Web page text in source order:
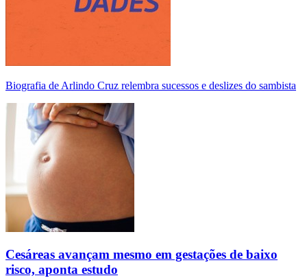
Biografia de Arlindo Cruz relembra sucessos e deslizes do sambista
Cesáreas avançam mesmo em gestações de baixo
risco, aponta estudo